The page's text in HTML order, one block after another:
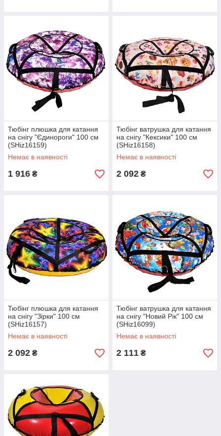
Тюбінг плюшка для катання
на снігу "Єдинороги" 100 см
(SHiz16159)
Немає в наявності
1 916 ₴
Тюбінг ватрушка для катання
на снігу "Кексики" 100 см
(SHiz16158)
Немає в наявності
2 092 ₴
Тюбінг плюшка для катання
на снігу "Зірки" 100 см
(SHiz16157)
Немає в наявності
2 092 ₴
Тюбінг ватрушка для катання
на снігу "Новий Рік" 100 см
(SHiz16099)
Немає в наявності
2 111 ₴